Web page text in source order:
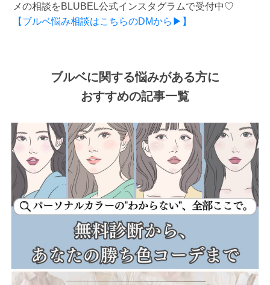
メの相談をBLUBEL公式インスタグラムで受付中♡
【ブルベ悩み相談はこちらのDMから▶】
ブルベに関する悩みがある方に
おすすめの記事一覧